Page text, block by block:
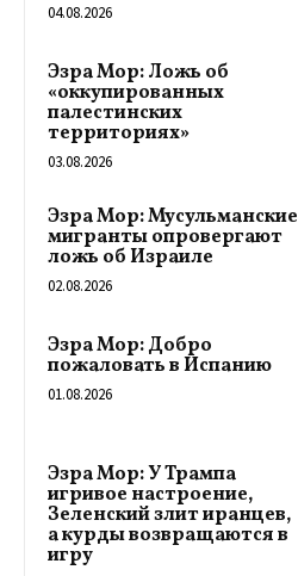
04.08.2026
Эзра Мор: Ложь об
«оккупированных
палестинских
территориях»
03.08.2026
Эзра Мор: Мусульманские
мигранты опровергают
ложь об Израиле
02.08.2026
Эзра Мор: Добро
пожаловать в Испанию
01.08.2026
Эзра Мор: У Трампа
игривое настроение,
Зеленский злит иранцев,
а курды возвращаются в
игру